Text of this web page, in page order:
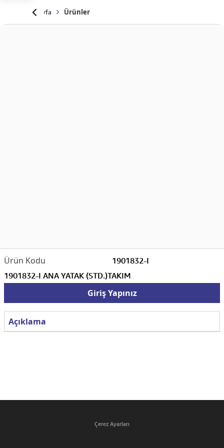
Anasayfa Ürünler
1901832-I
1901832-I ANA YATAK (STD.)TAKIM
Giriş Yapınız
Açıklama
Çerez Ayarları